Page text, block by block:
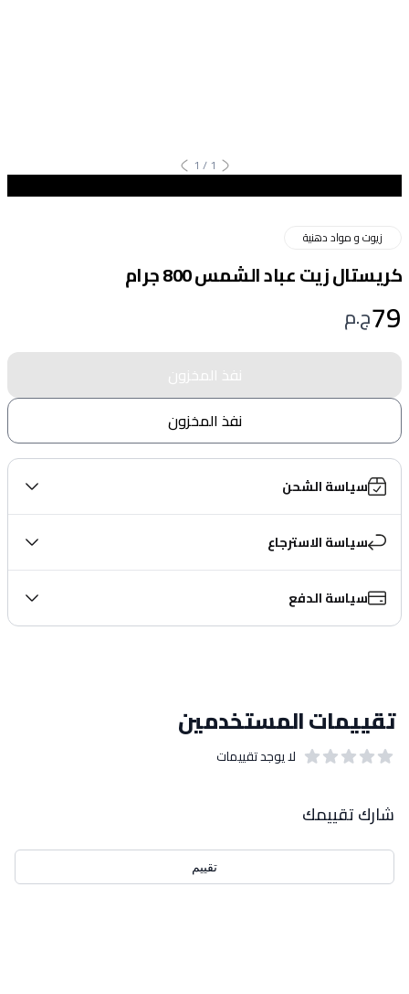
1
/
1
زيوت و مواد دهنية
كريستال زيت عباد الشمس 800 جرام
79ج.م
نفذ المخزون
نفذ المخزون
سياسة الشحن
سياسة الاسترجاع
سياسة الدفع
تقييمات المستخدمين
لا يوجد تقييمات
شارك تقييمك
تقييم